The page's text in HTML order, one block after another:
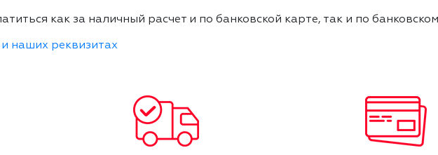
как за наличный расчет и по банковской карте, так и по
наших реквизитах